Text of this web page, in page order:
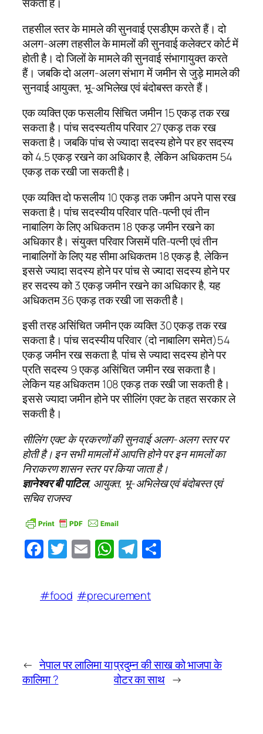
तहसील स्तर के मामले की सुनवाई एसडीएम करते हैं। दो
अलग-अलग तहसील के मामलों की सुनवाई कलेक्टर कोर्ट में
होती है। दो जिलों के मामले की सुनवाई संभागायुक्त करते
हैं। जबकि दो अलग-अलग संभाग में जमीन से जुड़े मामले की
सुनवाई आयुक्त, भू-अभिलेख एवं बंदोबस्त करते हैं।
एक व्यक्ति एक फसलीय सिंचित जमीन 15 एकड़ तक रख
सकता है। पांच सदस्यतीय परिवार 27 एकड़ तक रख
सकता है। जबकि पांच से ज्यादा सदस्य होने पर हर सदस्य
को 4.5 एकड़ रखने का अधिकार है, लेकिन अधिकतम 54
एकड़ तक रखी जा सकती है।
एक व्यक्ति दो फसलीय 10 एकड़ तक जमीन अपने पास रख
सकता है। पांच सदस्यीय परिवार पति-पत्नी एवं तीन
नाबालिग के लिए अधिकतम 18 एकड़ जमीन रखने का
अधिकार है। संयुक्त परिवार जिसमें पति-पत्नी एवं तीन
नाबालिगों के लिए यह सीमा अधिकतम 18 एकड़ है, लेकिन
इससे ज्यादा सदस्य होने पर पांच से ज्यादा सदस्य होने पर
हर सदस्य को 3 एकड़ जमीन रखने का अधिकार है, यह
अधिकतम 36 एकड़ तक रखी जा सकती है।
इसी तरह असिंचित जमीन एक व्यक्ति 30 एकड़ तक रख
सकता है। पांच सदस्यीय परिवार (दो नाबालिग समेत)54
एकड़ जमीन रख सकता है, पांच से ज्यादा सदस्य होने पर
प्रति सदस्य 9 एकड़ असिंचित जमीन रख सकता है।
लेकिन यह अधिकतम 108 एकड़ तक रखी जा सकती है।
इससे ज्यादा जमीन होने पर सीलिंग एक्ट के तहत सरकार ले
सकती है।
सीलिंग एक्ट के प्रकरणों की सुनवाई अलग-अलग स्तर पर
होती है। इन सभी मामलों में आपत्ति होने पर इन मामलों का
निराकरण शासन स्तर पर किया जाता है।
ज्ञानेश्वर बी पाटिल, आयुक्त, भू-अभिलेख एवं बंदोबस्त एवं
सचिव राजस्व
Facebook
Twitter
EmailWhatsApp
Telegram
#food #precurement
← नेपाल पर लालिमा या
कालिमा ?
प्रदुम्न की साख को भाजपा के
वोटर का साथ →